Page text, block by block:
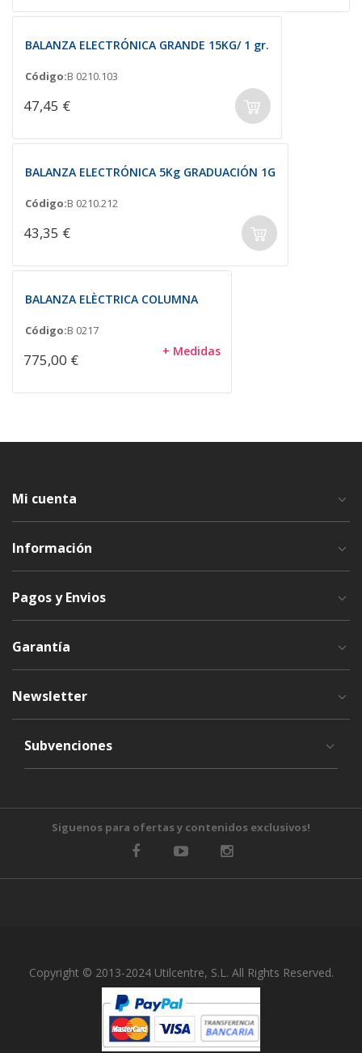
BALANZA ELECTRÓNICA GRANDE 15KG/ 1 gr.
Código:B 0210.103
47,45 €
BALANZA ELECTRÓNICA 5Kg GRADUACIÓN 1G
Código:B 0210.212
43,35 €
BALANZA ELÈCTRICA COLUMNA
Código:B 0217
775,00 € + Medidas
Mi cuenta
Información
Pagos y Envios
Garantía
Newsletter
Subvenciones
Siguenos para ofertas y contenidos exclusivos!
Copyright © 2013-2024 Utilcentre, S.L. All Rights Reserved.